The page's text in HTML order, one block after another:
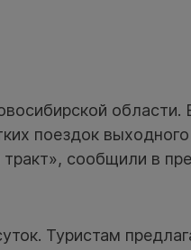
области.
поездок
тракт», сообщили в
Туристам